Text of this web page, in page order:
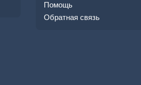
Помощь
Обратная связь